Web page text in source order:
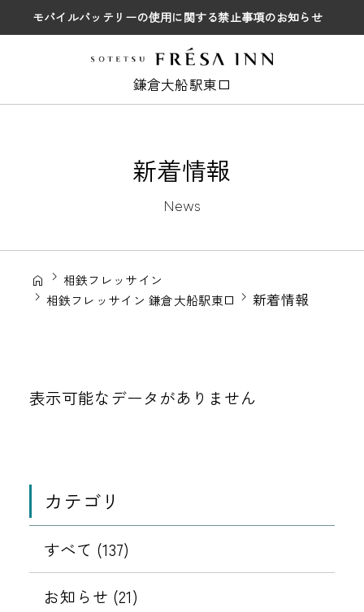
モバイルバッテリーの使用に関する禁止事項のお知らせ
鎌倉大船駅東口
新着情報
News
相鉄フレッサイン
相鉄フレッサイン 鎌倉大船駅東口
新着情報
表示可能なデータがありません
カテゴリ
すべて (137)
お知らせ (21)